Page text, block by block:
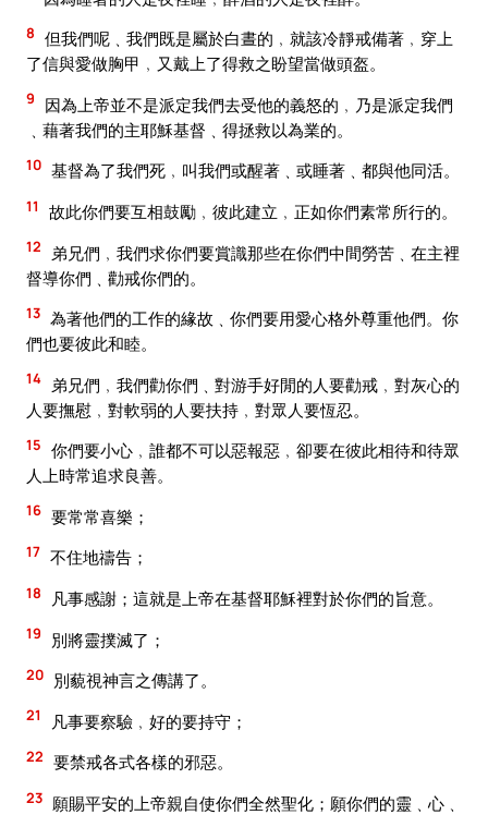
8 但我們呢﹑我們既是屬於白晝的﹐就該冷靜戒備著﹐穿上
了信與愛做胸甲﹐又戴上了得救之盼望當做頭盔。
9
因為上帝並不是派定我們去受他的義怒的﹐乃是派定我們
﹑藉著我們的主耶穌基督﹑得拯救以為業的。
10 基督為了我們死﹐叫我們或醒著﹑或睡著﹑都與他同活。
11 故此你們要互相鼓勵﹐彼此建立﹐正如你們素常所行的。
12
弟兄們﹐我們求你們要賞識那些在你們中間勞苦﹑在主裡
督導你們﹑勸戒你們的。
13 為著他們的工作的緣故﹑你們要用愛心格外尊重他們。你
們也要彼此和睦。
14
弟兄們﹐我們勸你們﹑對游手好閒的人要勸戒﹐對灰心的
人要撫慰﹐對軟弱的人要扶持﹐對眾人要恆忍。
15 你們要小心﹐誰都不可以惡報惡﹐卻要在彼此相待和待眾
人上時常追求良善。
16 要常常喜樂；
17 不住地禱告；
18 凡事感謝；這就是上帝在基督耶穌裡對於你們的旨意。
19 別將靈撲滅了；
20 別藐視神言之傳講了。
21 凡事要察驗﹐好的要持守；
22 要禁戒各式各樣的邪惡。
23 願賜平安的上帝親自使你們全然聖化；願你們的靈﹑心﹑